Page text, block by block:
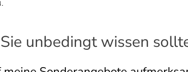
unbedingt wissen